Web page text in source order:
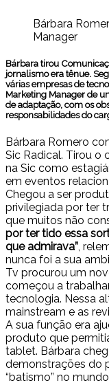
Bárbara
Manager
Bárbara tirou
jornalismo era tênue.
várias empresas de
Marketing Manager de
de adaptação, com os
responsabilidades do
Bárbara Romero
Sic Radical. Tirou o
na Sic como
em eventos
Chegou a ser
privilegiada por ter
que muitos não
por ter tido essa
que admirava”,
nunca foi a sua
Tv procurou um
começou a
tecnologia. Nessa
mainstream e as
A sua função era
produto que
tablet. Bárbara
demonstrações do
“batismo” no